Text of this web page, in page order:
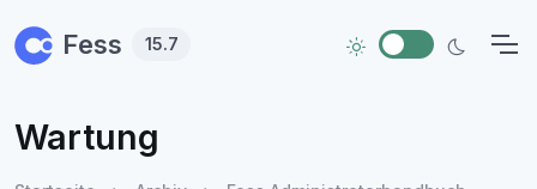
Fess 15.7
Wartung